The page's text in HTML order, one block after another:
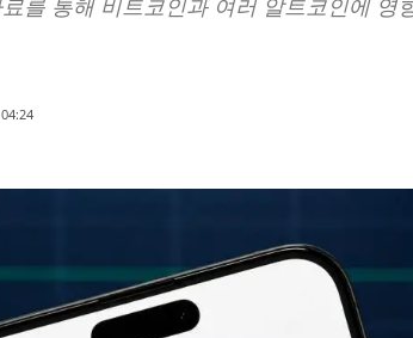
를 통해 비트코인과 여러 알트코인에 영